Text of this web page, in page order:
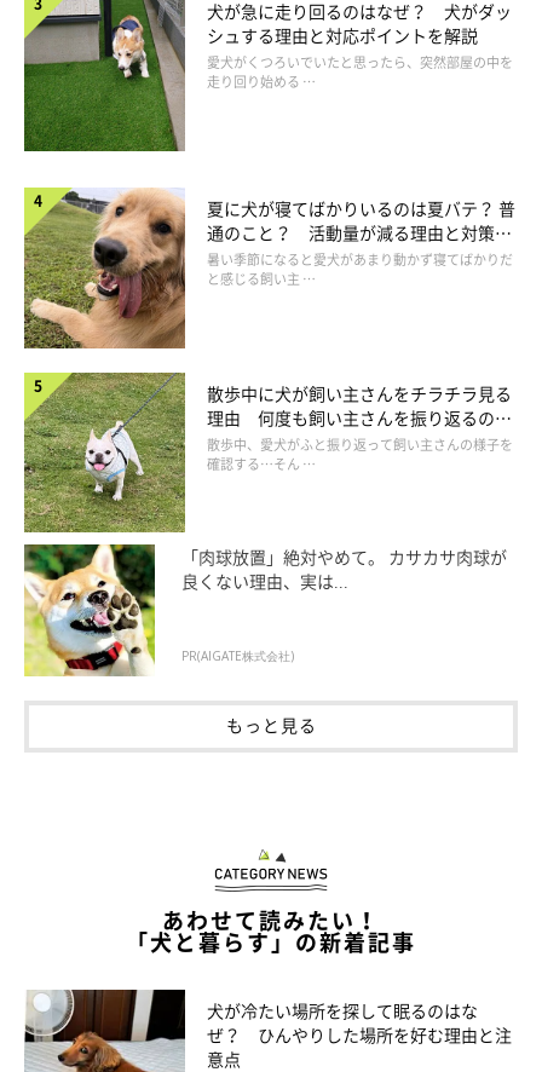
注意すべきことや、注意すべき病気、その症状を教えてもらえま
す。
もし愛犬に気になる異変があれば、早めに受診しましょう」
getty
犬種によってもかかりやすい病気には違いがあります。愛犬はど
のような病気やケガに注意する必要があるのか把握して、定期的
な健診で予防や治療に努めましょう。
（監修：いぬのきもち・ねこのきもち獣医師相談室 担当獣医
犬が急に走り回るのはなぜ？ 犬がダッ
シュする理由と対応ポイントを解説
愛犬がくつろいでいたと思ったら、突然部屋の中を
走り回り始める …
夏に犬が寝てばかりいるのは夏バテ？ 普
通のこと？ 活動量が減る理由と対策と
は
暑い季節になると愛犬があまり動かず寝てばかりだ
と感じる飼い主 …
散歩中に犬が飼い主さんをチラチラ見る
理由 何度も飼い主さんを振り返るのは
なぜ？
散歩中、愛犬がふと振り返って飼い主さんの様子を
確認する…そん …
「肉球放置」絶対やめて。 カサカサ肉球が
良くない理由、実は...
PR(AIGATE株式会社)
もっと見る
あわせて読みたい！
「犬と暮らす」の新着記事
犬が冷たい場所を探して眠るのはな
ぜ？ ひんやりした場所を好む理由と注
意点